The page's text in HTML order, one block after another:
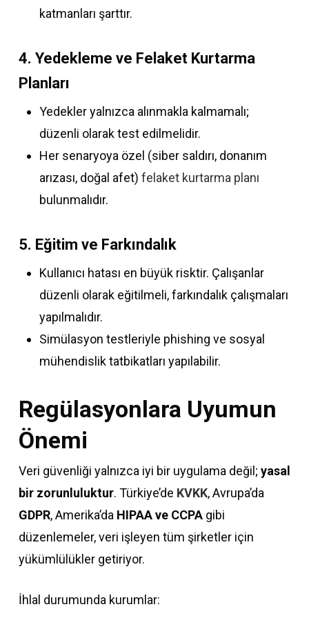
katmanları şarttır.
4. Yedekleme ve Felaket Kurtarma
Planları
Yedekler yalnızca alınmakla kalmamalı;
düzenli olarak test edilmelidir.
Her senaryoya özel (siber saldırı, donanım
arızası, doğal afet) felaket kurtarma planı
bulunmalıdır.
5. Eğitim ve Farkındalık
Kullanıcı hatası en büyük risktir. Çalışanlar
düzenli olarak eğitilmeli, farkındalık çalışmaları
yapılmalıdır.
Simülasyon testleriyle phishing ve sosyal
mühendislik tatbikatları yapılabilir.
Regülasyonlara Uyumun
Önemi
Veri güvenliği yalnızca iyi bir uygulama değil; yasal
bir zorunluluktur. Türkiye’de KVKK, Avrupa’da
GDPR, Amerika’da HIPAA ve CCPAgibi
düzenlemeler, veri işleyen tüm şirketler için
yükümlülükler getiriyor.
İhlal durumunda kurumlar: